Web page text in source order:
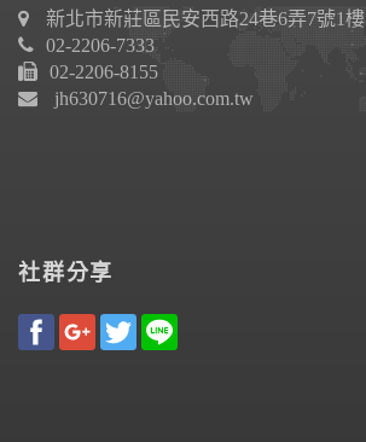
新北市新莊區民安西路24巷6弄7號1樓
02-2206-7333
02-2206-8155
jh630716@yahoo.com.tw
社群分享